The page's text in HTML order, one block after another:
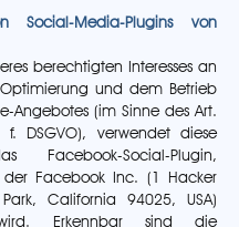
Social-Media-Plugins von
berechtigten Interesses an
und dem Betrieb
Angebotes (im Sinne des Art.
DSGVO), verwendet diese
Facebook-Social-Plugin,
Facebook Inc. (1 Hacker
California 94025, USA)
Erkennbar sind die